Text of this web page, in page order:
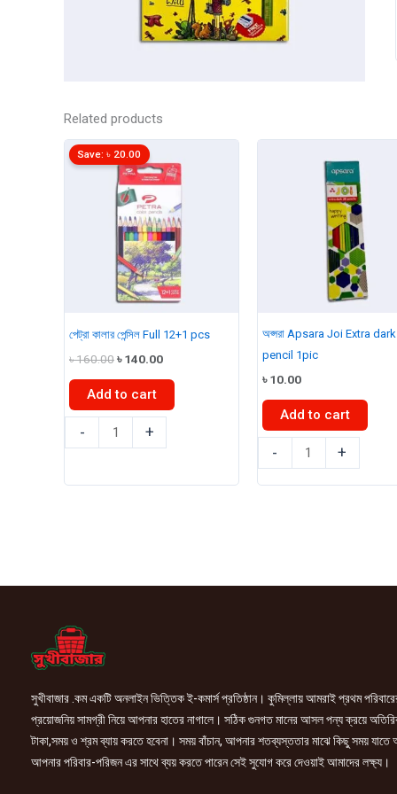
Related products
পেট্রা কালার পেন্সিল Full 12+1 pcs
৳160.00Original
was:
৳ 160.00.
৳140.00Current
is:
৳ 140.00.
Save:৳ 20.00
Add to cart
-
কালার
Full
+
অপ্সরা Apsara Joi Extra
pencil 1pic
৳10.00
Add to cart
-
Apsara
Joi
+
সুখীবাজার .কম একটি অনলাইন ভিত্তিক ই-কমার্স প্রতিষ্ঠান। কুমিল্লায় আমরাই প্রথম
প্রয়োজনিয় সামগ্রী নিয়ে আপনার হাতের নাগালে। সঠিক গুনগত মানের আসল পন্য ক্রয়ে
টাকা,সময় ও শ্রম ব্যায় করতে হবেনা। সময় বাঁচান, আপনার শতব্যস্ততার মাঝে কিছু সময় যাতে
আপনার পরিবার-পরিজন এর সাথে ব্যয় করতে পারেন সেই সুযোগ করে দেওয়াই আমাদের লক্ষ্য।